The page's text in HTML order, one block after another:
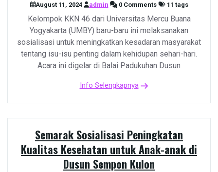
August 11, 2024 admin 0 Comments 11 tags
Kelompok KKN 46 dari Universitas Mercu Buana
Yogyakarta (UMBY) baru-baru ini melaksanakan
sosialisasi untuk meningkatkan kesadaran masyarakat
tentang isu-isu penting dalam kehidupan sehari-hari.
Acara ini digelar di Balai Padukuhan Dusun
Info Selengkapnya
Semarak Sosialisasi Peningkatan
Kualitas Kesehatan untuk Anak-anak di
Dusun Sempon Kulon